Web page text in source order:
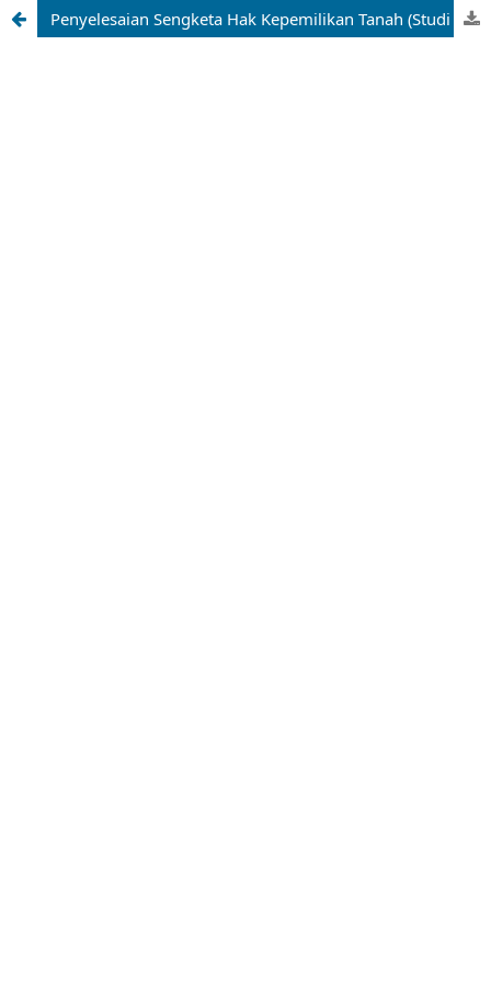
Penyelesaian Sengketa Hak Kepemilikan Tanah (Studi Pada Masyarakat Desa Pandan Sejahtera Dengan Pt. Indonusa Agromulia Kecamatan Geragai Kabupaten Tanjung Jabung Timur)